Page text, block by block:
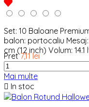
Set: 10 Baloane
balon: portocaliu
cm (12 inch) Volum: 14.1
Pret 7,11 lei
Mai multe
 In stoc